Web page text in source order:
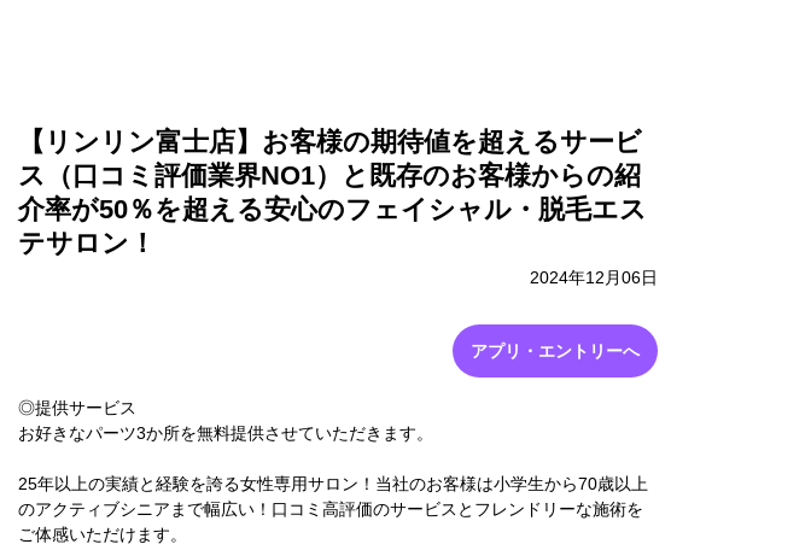
【リンリン富士店】お客様の期待値を超えるサービ
ス（口コミ評価業界NO1）と既存のお客様からの紹
介率が50％を超える安心のフェイシャル・脱毛エス
テサロン！
2024年12月06日
アプリ・エントリーへ
◎提供サービス
お好きなパーツ3か所を無料提供させていただきます。
25年以上の実績と経験を誇る女性専用サロン！当社のお客様は小学生から70歳以上
のアクティブシニアまで幅広い！口コミ高評価のサービスとフレンドリーな施術を
ご体感いただけます。